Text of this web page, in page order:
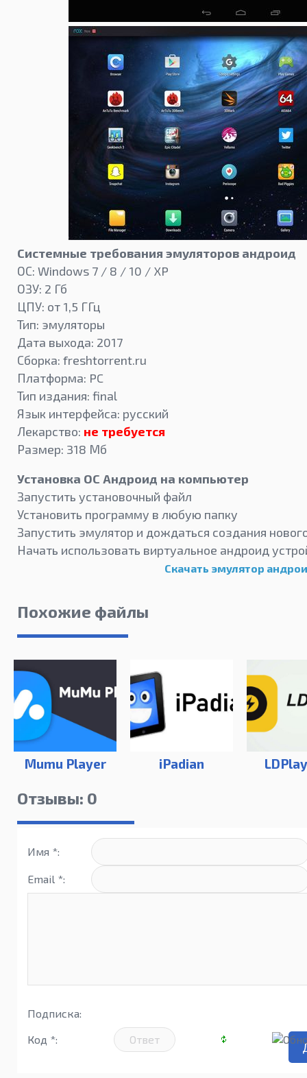
Системные требования эмуляторов андроид
ОС: Windows 7 / 8 / 10 / XP
ОЗУ: 2 Гб
ЦПУ: от 1,5 ГГц
Тип: эмуляторы
Дата выхода: 2017
Сборка: freshtorrent.ru
Платформа: PC
Тип издания: final
Язык интерфейса: русский
Лекарство: не требуется
Размер: 318 Мб
Установка ОС Андроид на компьютер
Запустить установочный файл
Установить программу в любую папку
Запустить эмулятор и дождаться создания
Начать использовать виртуальное андроид
Скачать эмулятор
Похожие файлы
Mumu Player iPadian
Отзывы: 0
Имя *:
Email *:
Подписка:
Код *: